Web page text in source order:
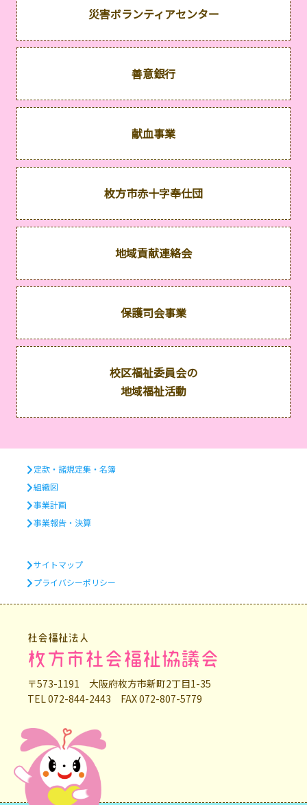
災害ボランティアセンター
善意銀行
献血事業
枚方市赤十字奉仕団
地域貢献連絡会
保護司会事業
校区福祉委員会の
地域福祉活動
定款・諸規定集・名簿
組織図
事業計画
事業報告・決算
サイトマップ
プライバシーポリシー
社会福祉法人
枚方市社会福祉協議会
〒573-1191 大阪府枚方市新町2丁目1-35
TEL 072-844-2443 FAX 072-807-5779